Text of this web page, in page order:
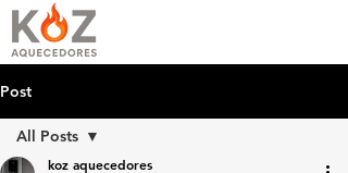
Post
All Posts
koz aquecedores